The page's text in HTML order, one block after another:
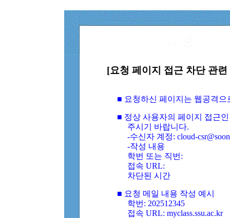
[요청 페이지 접근 차단 관
■ 요청하신 페이지는 웹공격
■ 정상 사용자의 페이지 접근
주시기 바랍니다.
-수신자 계정: cloud-
-작성 내용
학번 또는 직번:
접속 URL:
차단된 시간
■ 요청 메일 내용 작성 예시
학번: 202512345
접속 URL: myclass.ssu.ac.kr